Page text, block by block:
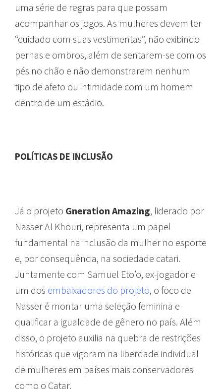
uma série de regras para que possam
acompanhar os jogos. As mulheres devem ter
“cuidado com suas vestimentas”, não exibindo
pernas e ombros, além de sentarem-se com os
pés no chão e não demonstrarem nenhum
tipo de afeto ou intimidade com um homem
dentro de um estádio.
POLÍTICAS DE INCLUSÃO
Já o projeto Gneration Amazing, liderado por
Nasser Al Khouri, representa um papel
fundamental na inclusão da mulher no esporte
e, por consequência, na sociedade catari.
Juntamente com Samuel Eto’o, ex-jogador e
um dos embaixadores do projeto, o foco de
Nasser é montar uma seleção feminina e
qualificar a igualdade de gênero no país. Além
disso, o projeto auxilia na quebra de restrições
históricas que vigoram na liberdade individual
de mulheres em países mais conservadores
como o Catar.